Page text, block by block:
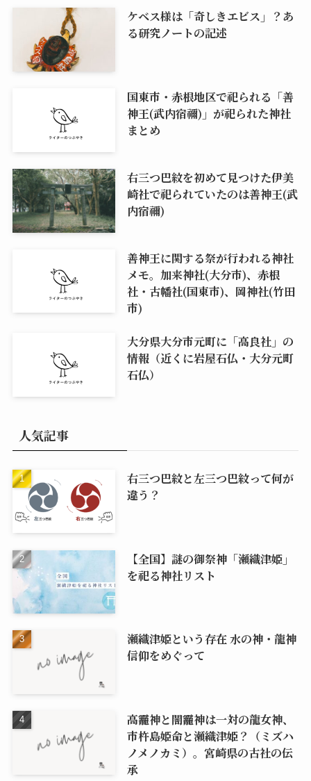
ケベス様は「奇しきエビス」？あ
る研究ノートの記述
国東市・赤根地区で祀られる「善
神王(武内宿禰)」が祀られた神社
まとめ
右三つ巴紋を初めて見つけた伊美
崎社で祀られていたのは善神王(武
内宿禰)
善神王に関する祭が行われる神社
メモ。加来神社(大分市)、赤根
社・古幡社(国東市)、岡神社(竹田
市)
大分県大分市元町に「高良社」の
情報（近くに岩屋石仏・大分元町
石仏）
人気記事
右三つ巴紋と左三つ巴紋って何が
違う？
【全国】謎の御祭神「瀬織津姫」
を祀る神社リスト
瀬織津姫という存在 水の神・龍神
信仰をめぐって
高龗神と闇龗神は一対の龍女神、
市杵島姫命と瀬織津姫？（ミズハ
ノメノカミ）。宮崎県の古社の伝
承